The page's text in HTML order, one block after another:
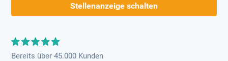
Stellenanzeige schalten
Bereits über 45.000 Kunden